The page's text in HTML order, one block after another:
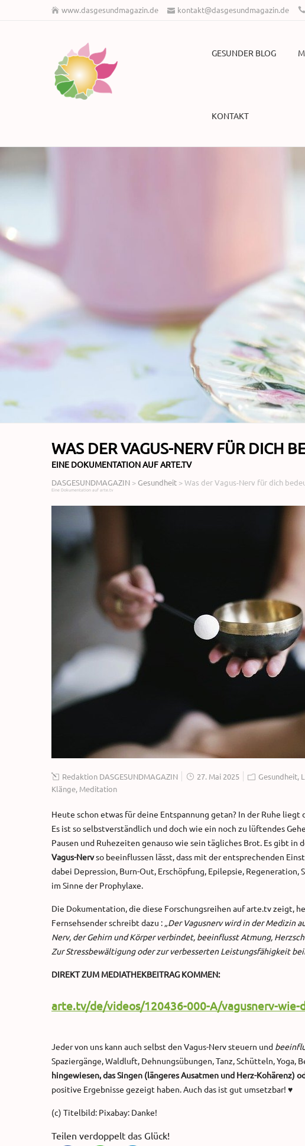
www.dasgesundmagazin.de kontakt@dasgesundmagazin.de
GESUNDER BLOG
KONTAKT
WAS DER VAGUS-NERV FÜR DICH
EINE DOKUMENTATION AUF ARTE.TV
DASGESUNDMAGAZIN >Gesundheit >Was der Vagus-Nerv für dich
Eine Dokumentation auf arte.tv
Redaktion DASGESUNDMAGAZIN 27. Mai 2025 Gesundheit,
Klänge, Meditation
Heute schon etwas für deine Entspannung getan? In der Ruhe
Es ist so selbstverständlich und doch wie ein noch zu lüftendes
Pausen und Ruhezeiten genauso wie sein tägliches Brot. Es gibt
Vagus-Nervso beeinflussen lässt, dass mit der entsprechenden
dabei Depression, Burn-Out, Erschöpfung, Epilepsie,
im Sinne der Prophylaxe.
Die Dokumentation, die diese Forschungsreihen auf arte.tv zeigt,
Fernsehsender schreibt dazu : „Der Vagusnerv wird in der Medizin
Nerv, der Gehirn und Körper verbindet, beeinflusst Atmung,
Zur Stressbewältigung oder zur verbesserten Leistungsfähigkeit
DIREKT ZUM MEDIATHEKBEITRAG KOMMEN:
arte.tv/de/videos/120436-000-A/vagusnerv-wie-
Jeder von uns kann auch selbst den Vagus-Nerv steuern und
Spaziergänge, Waldluft, Dehnungsübungen, Tanz, Schütteln,
hingewiesen, das Singen (längeres Ausatmen und Herz-Kohärenz)
positive Ergebnisse gezeigt haben. Auch das ist gut umsetzbar! ♥
(c) Titelbild: Pixabay: Danke!
Teilen verdoppelt das Glück!